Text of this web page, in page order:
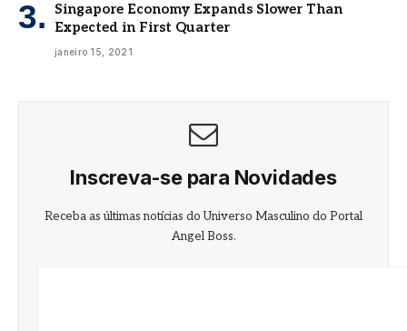
Singapore Economy Expands Slower Than
Expected in First Quarter
janeiro 15, 2021
Inscreva-se para Novidades
Receba as últimas notícias do Universo Masculino do Portal
Angel Boss.